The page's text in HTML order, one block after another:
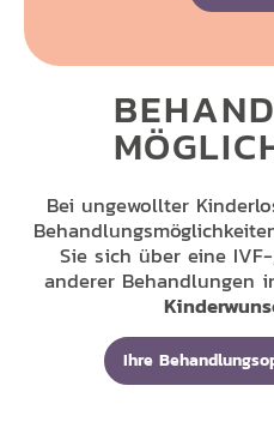
Bei ungewollter
Sie sich über eine
anderer Behandlungen
Ihre